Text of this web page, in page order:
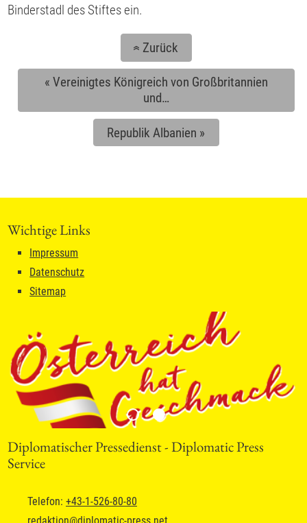
Binderstadl des Stiftes ein.
«Zurück
« Vereinigtes Königreich von Großbritannien
und…
Republik Albanien »
Wichtige Links
Impressum
Datenschutz
Sitemap
Diplomatischer Pressedienst - Diplomatic Press
Service
Telefon: +43-1-526-80-80